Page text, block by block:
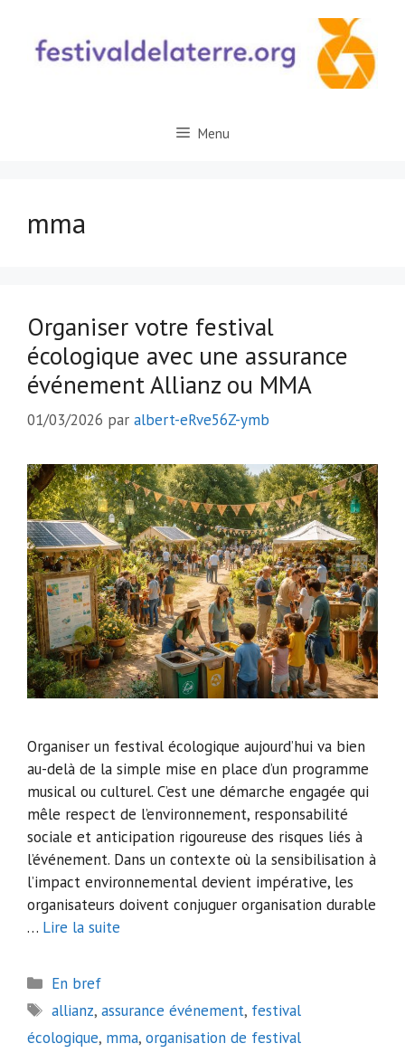
contenu
Menu
mma
Organiser votre festival
écologique avec une assurance
événement Allianz ou MMA
01/03/2026 par albert-eRve56Z-ymb
Organiser un festival écologique aujourd’hui va bien
au-delà de la simple mise en place d’un programme
musical ou culturel. C’est une démarche engagée qui
mêle respect de l’environnement, responsabilité
sociale et anticipation rigoureuse des risques liés à
l’événement. Dans un contexte où la sensibilisation à
l’impact environnemental devient impérative, les
organisateurs doivent conjuguer organisation durable
… Lire la suite
Catégories
En bref
Étiquettes
allianz,assurance événement, festival
écologique, mma, organisation de festival